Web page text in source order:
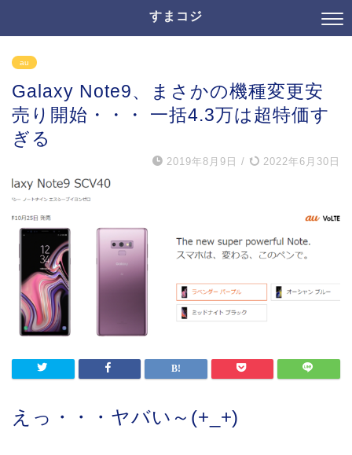
すまコジ
au
Galaxy Note9、まさかの機種変更安
売り開始・・・ 一括4.3万は超特価す
ぎる
2019年8月9日 / 2022年6月30日
えっ・・・ヤバい～(+_+)